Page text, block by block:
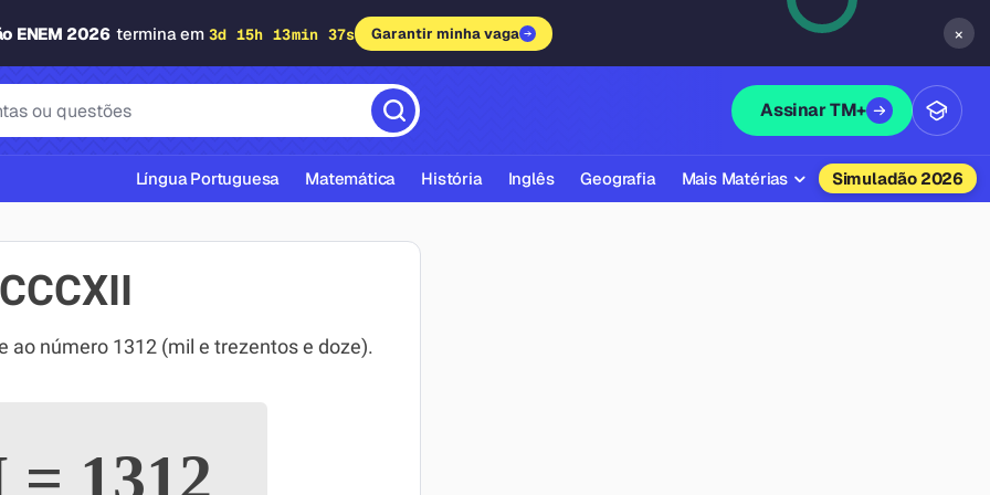
ENEM 2026 termina em 3d 15h 13min 36s Garantir minha vaga ×
Assinar TM+
ABNT
Língua Portuguesa Matemática História Inglês Geografia Mais Matérias Simuladão 2026
ao número 1312 (mil e trezentos e doze).
= 1312